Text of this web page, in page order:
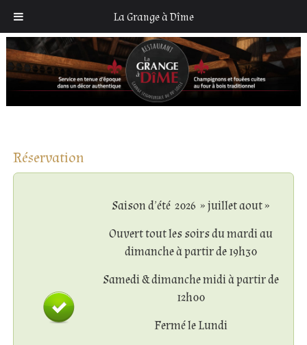
Réservation
Saison d’été 2026 » juillet aout »
Ouvert tout les soirs du mardi au
dimanche à partir de 19h30
Samedi & dimanche midi à partir de
12h00
Fermé le Lundi
La Grange à Dîme